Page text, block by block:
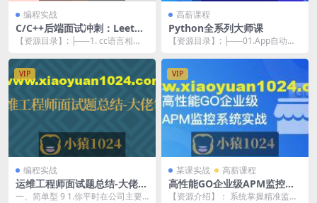
编程实战
C/C++后端面试冲刺：LeetCo
de+剑指Offer核心题解
【资源目录】: ├──1. cc语言相
是...
高薪课程
Python全系列大师课
【资源目录】: ├──01.App自动化
VIP
编程实战
运维工程师面试题总结-大佬笔
记
一、简单型 9 1.你平时在公司主要
VIP
某课实战 高薪课程
高性能GO企业级APM监控系
统实
【资源介绍】： 系统掌握精准监